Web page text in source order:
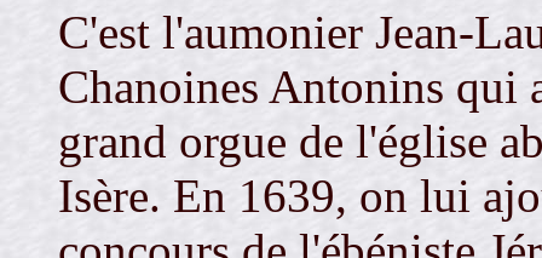
C'est l'aumonier Jean-
Chanoines Antonins qui
grand orgue de l'église
Isère. En 1639, on lui